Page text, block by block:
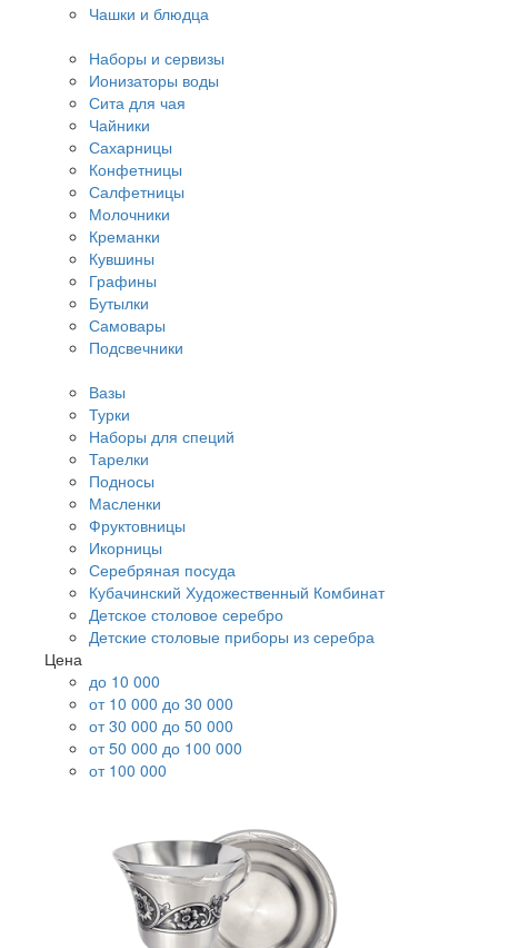
Чашки и блюдца
Наборы и сервизы
Ионизаторы воды
Сита для чая
Чайники
Сахарницы
Конфетницы
Салфетницы
Молочники
Креманки
Кувшины
Графины
Бутылки
Самовары
Подсвечники
Вазы
Турки
Наборы для специй
Тарелки
Подносы
Масленки
Фруктовницы
Икорницы
Серебряная посуда
Кубачинский Художественный Комбинат
Детское столовое серебро
Детские столовые приборы из серебра
Цена
до 10 000
от 10 000 до 30 000
от 30 000 до 50 000
от 50 000 до 100 000
от 100 000